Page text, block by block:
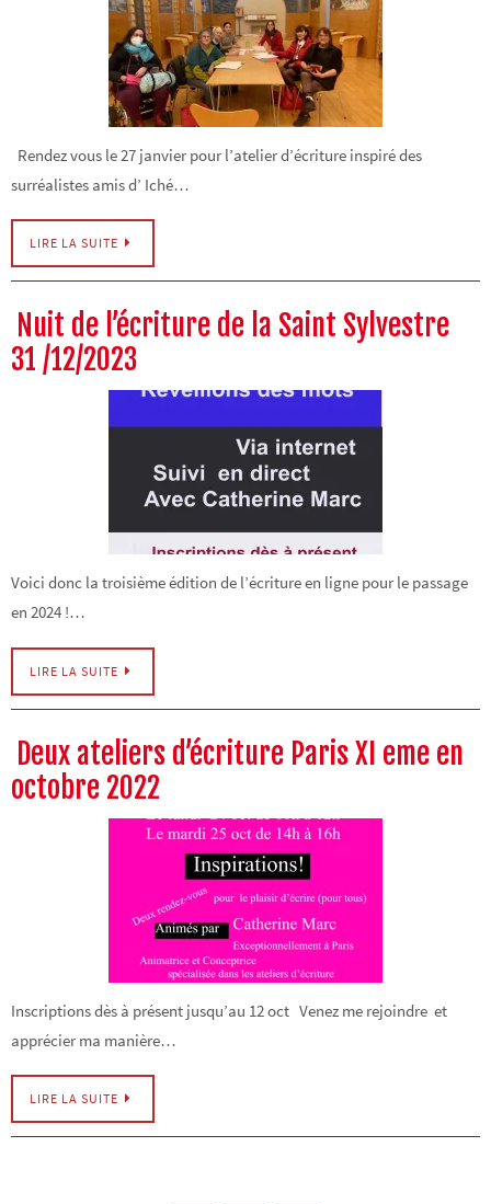
Rendez vous le 27 janvier pour l’atelier d’écriture inspiré des
surréalistes amis d’ Iché…
LIRE LA SUITE
Nuit de l’écriture de la Saint Sylvestre
31 /12/2023
Voici donc la troisième édition de l’écriture en ligne pour le passage
en 2024 !…
LIRE LA SUITE
Deux ateliers d’écriture Paris XI eme en
octobre 2022
Inscriptions dès à présent jusqu’au 12 oct Venez me rejoindre et
apprécier ma manière…
LIRE LA SUITE